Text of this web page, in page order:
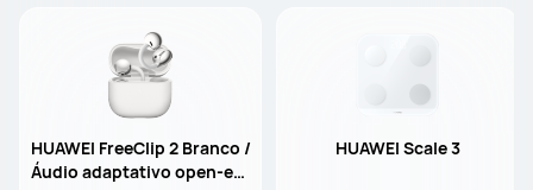
HUAWEI FreeClip 2 Branco /
Áudio adaptativo open-ear
HUAWEI Scale 3